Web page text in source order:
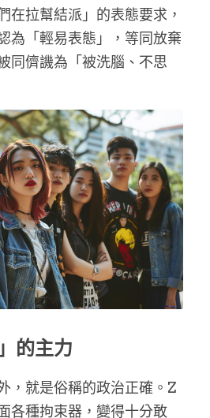
在拉幫結派」的表態要求，
為「輕易表態」，等同放棄
同儕譏為「被洗腦、不思
的主力
，就是俗稱的政治正確。Z
各種拘束器，變得十分敢